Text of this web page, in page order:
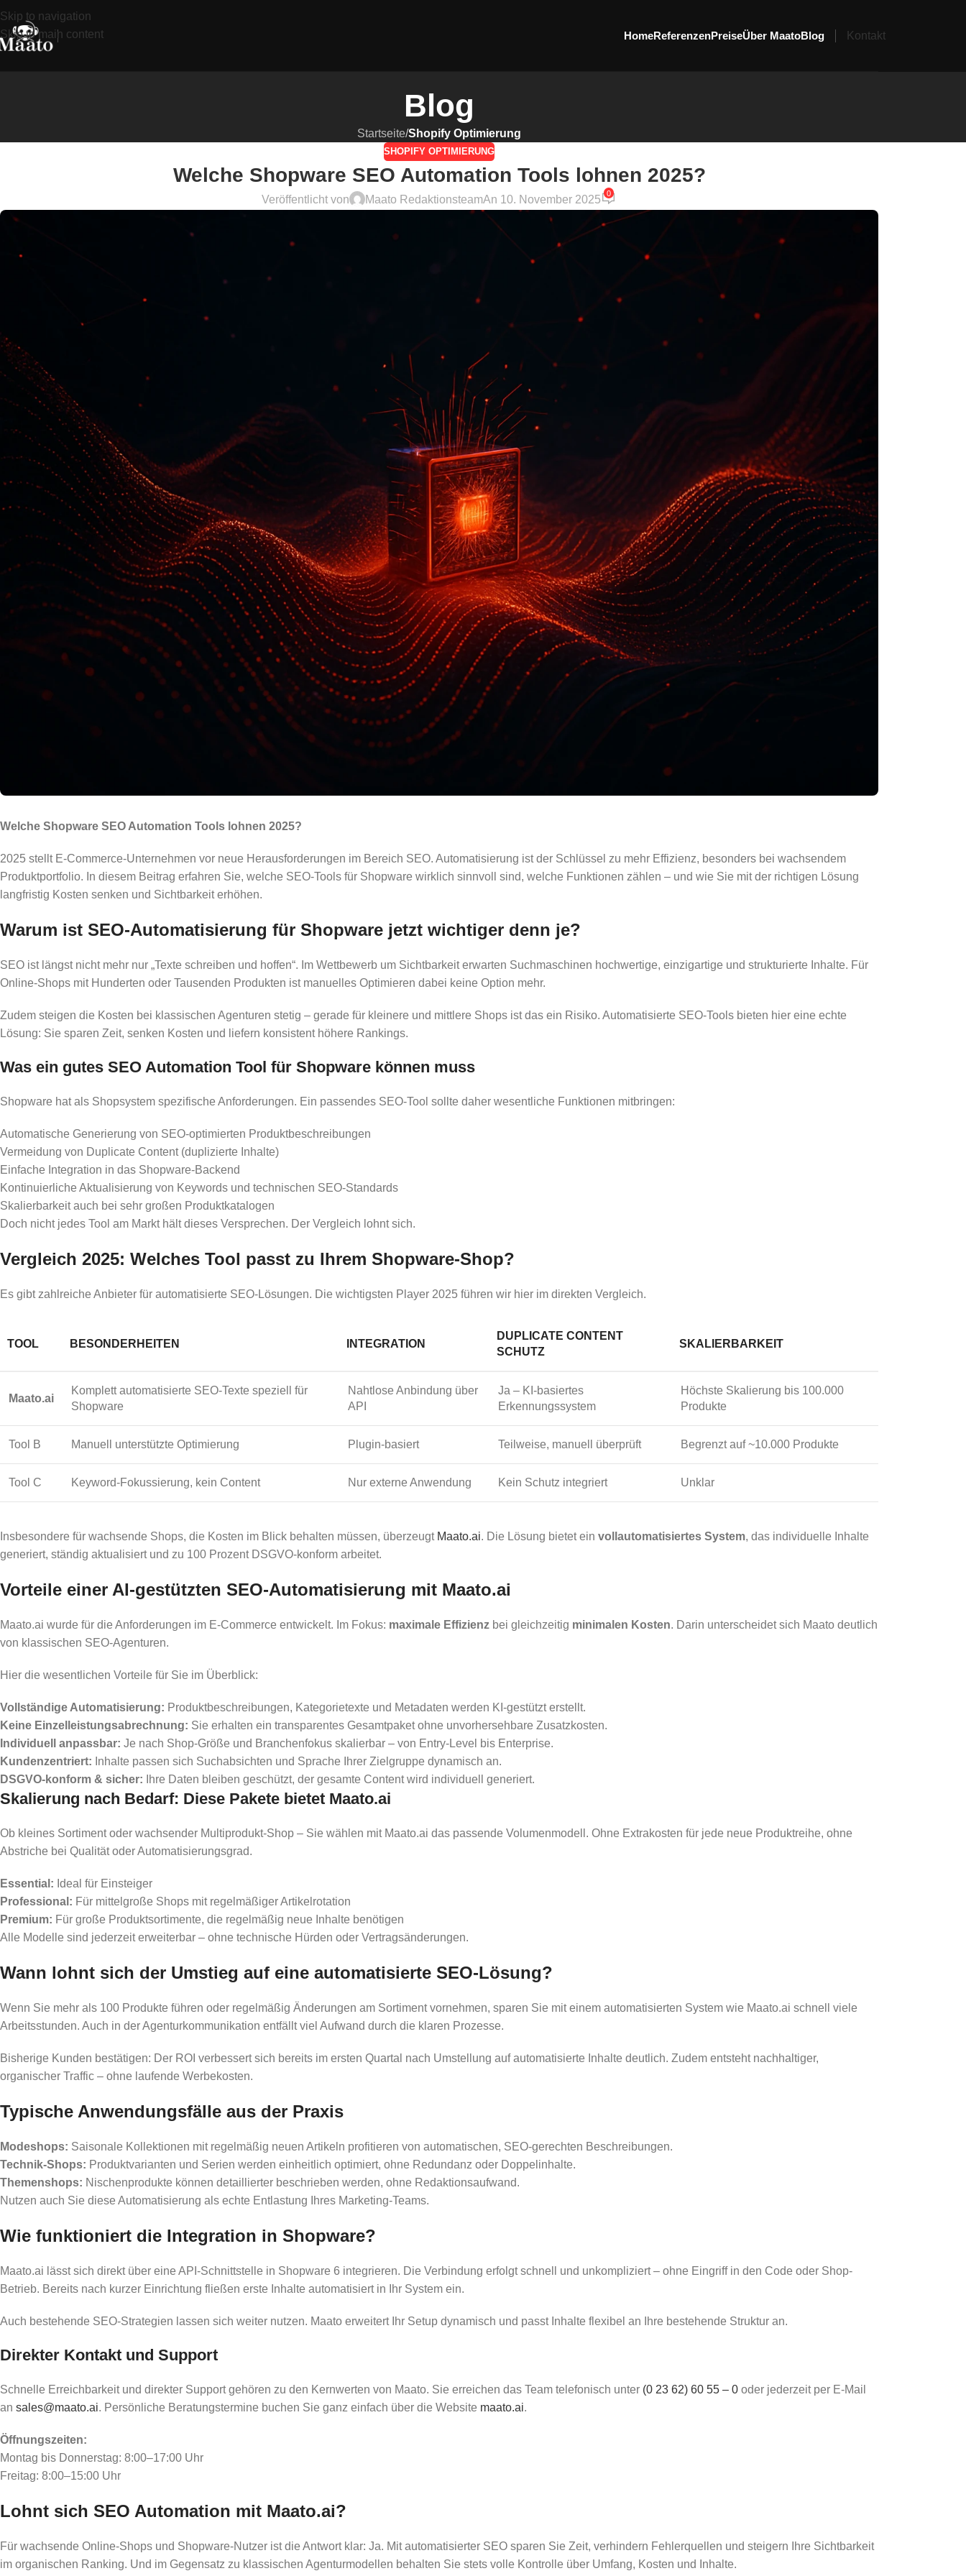
Skip to navigation
Skip to main content
HomeReferenzenPreiseÜber MaatoBlog Kontakt
Blog
Startseite/Shopify Optimierung
SHOPIFY OPTIMIERUNG
Welche Shopware SEO Automation Tools lohnen 2025?
Veröffentlicht von Maato RedaktionsteamAn 10. November 2025
0
Welche Shopware SEO Automation Tools lohnen 2025?
2025 stellt E-Commerce-Unternehmen vor neue Herausforderungen im Bereich SEO. Automatisierung ist der Schlüssel zu mehr Effizienz, besonders bei wachsendem
Produktportfolio. In diesem Beitrag erfahren Sie, welche SEO-Tools für Shopware wirklich sinnvoll sind, welche Funktionen zählen – und wie Sie mit der richtigen Lösung
langfristig Kosten senken und Sichtbarkeit erhöhen.
Warum ist SEO-Automatisierung für Shopware jetzt wichtiger denn je?
SEO ist längst nicht mehr nur „Texte schreiben und hoffen“. Im Wettbewerb um Sichtbarkeit erwarten Suchmaschinen hochwertige, einzigartige und strukturierte Inhalte. Für
Online-Shops mit Hunderten oder Tausenden Produkten ist manuelles Optimieren dabei keine Option mehr.
Zudem steigen die Kosten bei klassischen Agenturen stetig – gerade für kleinere und mittlere Shops ist das ein Risiko. Automatisierte SEO-Tools bieten hier eine echte
Lösung: Sie sparen Zeit, senken Kosten und liefern konsistent höhere Rankings.
Was ein gutes SEO Automation Tool für Shopware können muss
Shopware hat als Shopsystem spezifische Anforderungen. Ein passendes SEO-Tool sollte daher wesentliche Funktionen mitbringen:
Automatische Generierung von SEO-optimierten Produktbeschreibungen
Vermeidung von Duplicate Content (duplizierte Inhalte)
Einfache Integration in das Shopware-Backend
Kontinuierliche Aktualisierung von Keywords und technischen SEO-Standards
Skalierbarkeit auch bei sehr großen Produktkatalogen
Doch nicht jedes Tool am Markt hält dieses Versprechen. Der Vergleich lohnt sich.
Vergleich 2025: Welches Tool passt zu Ihrem Shopware-Shop?
Es gibt zahlreiche Anbieter für automatisierte SEO-Lösungen. Die wichtigsten Player 2025 führen wir hier im direkten Vergleich.
TOOL BESONDERHEITEN INTEGRATION
DUPLICATE CONTENT
SCHUTZ
SKALIERBARKEIT
Maato.ai
Komplett automatisierte SEO-Texte speziell für
Shopware
Nahtlose Anbindung über
API
Ja – KI-basiertes
Erkennungssystem
Höchste Skalierung bis 100.000
Produkte
Tool B Manuell unterstützte Optimierung Plugin-basiert Teilweise, manuell überprüft Begrenzt auf ~10.000 Produkte
Tool C Keyword-Fokussierung, kein Content Nur externe Anwendung Kein Schutz integriert Unklar
Insbesondere für wachsende Shops, die Kosten im Blick behalten müssen, überzeugt Maato.ai. Die Lösung bietet ein vollautomatisiertes System, das individuelle Inhalte
generiert, ständig aktualisiert und zu 100 Prozent DSGVO-konform arbeitet.
Vorteile einer AI-gestützten SEO-Automatisierung mit Maato.ai
Maato.ai wurde für die Anforderungen im E-Commerce entwickelt. Im Fokus: maximale Effizienz bei gleichzeitig minimalen Kosten. Darin unterscheidet sich Maato deutlich
von klassischen SEO-Agenturen.
Hier die wesentlichen Vorteile für Sie im Überblick:
Vollständige Automatisierung: Produktbeschreibungen, Kategorietexte und Metadaten werden KI-gestützt erstellt.
Keine Einzelleistungsabrechnung: Sie erhalten ein transparentes Gesamtpaket ohne unvorhersehbare Zusatzkosten.
Individuell anpassbar: Je nach Shop-Größe und Branchenfokus skalierbar – von Entry-Level bis Enterprise.
Kundenzentriert: Inhalte passen sich Suchabsichten und Sprache Ihrer Zielgruppe dynamisch an.
DSGVO-konform & sicher: Ihre Daten bleiben geschützt, der gesamte Content wird individuell generiert.
Skalierung nach Bedarf: Diese Pakete bietet Maato.ai
Ob kleines Sortiment oder wachsender Multiprodukt-Shop – Sie wählen mit Maato.ai das passende Volumenmodell. Ohne Extrakosten für jede neue Produktreihe, ohne
Abstriche bei Qualität oder Automatisierungsgrad.
Essential: Ideal für Einsteiger
Professional: Für mittelgroße Shops mit regelmäßiger Artikelrotation
Premium: Für große Produktsortimente, die regelmäßig neue Inhalte benötigen
Alle Modelle sind jederzeit erweiterbar – ohne technische Hürden oder Vertragsänderungen.
Wann lohnt sich der Umstieg auf eine automatisierte SEO-Lösung?
Wenn Sie mehr als 100 Produkte führen oder regelmäßig Änderungen am Sortiment vornehmen, sparen Sie mit einem automatisierten System wie Maato.ai schnell viele
Arbeitsstunden. Auch in der Agenturkommunikation entfällt viel Aufwand durch die klaren Prozesse.
Bisherige Kunden bestätigen: Der ROI verbessert sich bereits im ersten Quartal nach Umstellung auf automatisierte Inhalte deutlich. Zudem entsteht nachhaltiger,
organischer Traffic – ohne laufende Werbekosten.
Typische Anwendungsfälle aus der Praxis
Modeshops: Saisonale Kollektionen mit regelmäßig neuen Artikeln profitieren von automatischen, SEO-gerechten Beschreibungen.
Technik-Shops: Produktvarianten und Serien werden einheitlich optimiert, ohne Redundanz oder Doppelinhalte.
Themenshops: Nischenprodukte können detaillierter beschrieben werden, ohne Redaktionsaufwand.
Nutzen auch Sie diese Automatisierung als echte Entlastung Ihres Marketing-Teams.
Wie funktioniert die Integration in Shopware?
Maato.ai lässt sich direkt über eine API-Schnittstelle in Shopware 6 integrieren. Die Verbindung erfolgt schnell und unkompliziert – ohne Eingriff in den Code oder Shop-
Betrieb. Bereits nach kurzer Einrichtung fließen erste Inhalte automatisiert in Ihr System ein.
Auch bestehende SEO-Strategien lassen sich weiter nutzen. Maato erweitert Ihr Setup dynamisch und passt Inhalte flexibel an Ihre bestehende Struktur an.
Direkter Kontakt und Support
Schnelle Erreichbarkeit und direkter Support gehören zu den Kernwerten von Maato. Sie erreichen das Team telefonisch unter (0 23 62) 60 55 – 0 oder jederzeit per E‑Mail
an sales@maato.ai. Persönliche Beratungstermine buchen Sie ganz einfach über die Website maato.ai.
Öffnungszeiten:
Montag bis Donnerstag: 8:00–17:00 Uhr
Freitag: 8:00–15:00 Uhr
Lohnt sich SEO Automation mit Maato.ai?
Für wachsende Online-Shops und Shopware-Nutzer ist die Antwort klar: Ja. Mit automatisierter SEO sparen Sie Zeit, verhindern Fehlerquellen und steigern Ihre Sichtbarkeit
im organischen Ranking. Und im Gegensatz zu klassischen Agenturmodellen behalten Sie stets volle Kontrolle über Umfang, Kosten und Inhalte.